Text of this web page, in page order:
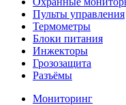
Пульты управления
Термометры
Блоки питания
Инжекторы
Грозозащита
Разъёмы
Мониторинг